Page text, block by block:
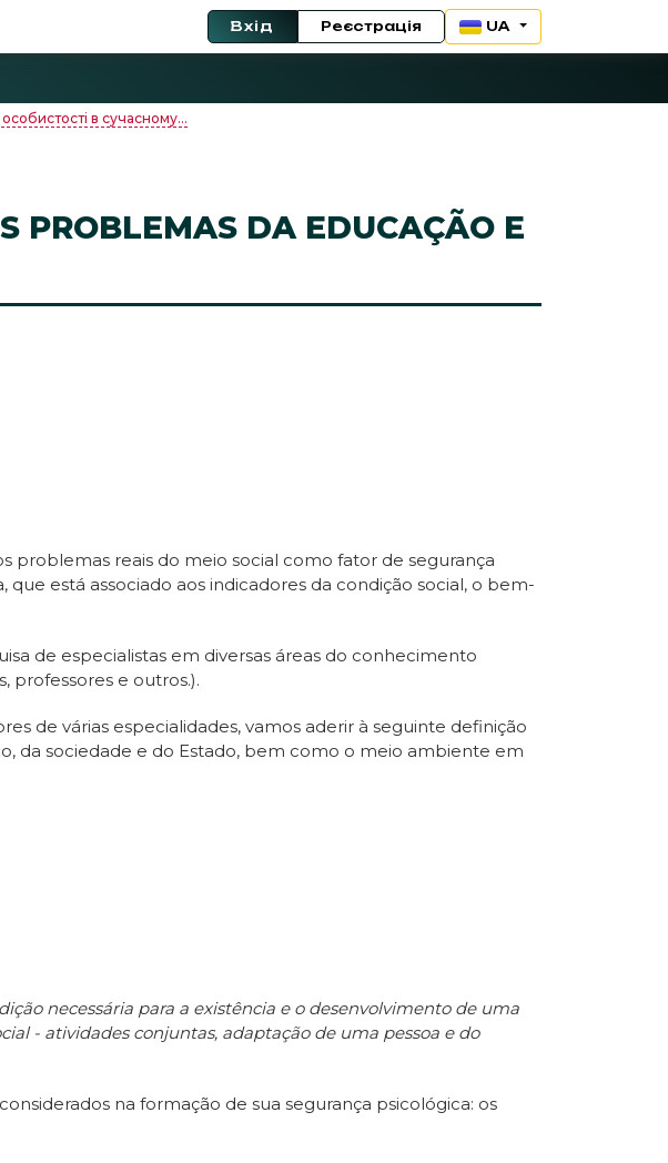
Реєстрація
Вхід UA
в сучасному...
PROBLEMAS DA EDUCAÇÃO E
problemas reais do meio social como fator de segurança
está associado aos indicadores da condição social, o bem-
de especialistas em diversas áreas do conhecimento
professores e outros.).
de várias especialidades, vamos aderir à seguinte definição
da sociedade e do Estado, bem como o meio ambiente em
necessária para a existência e o desenvolvimento de uma
- atividades conjuntas, adaptação de uma pessoa e do
na formação de sua segurança psicológica: os